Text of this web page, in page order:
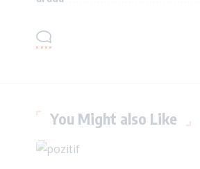
You Might also Like